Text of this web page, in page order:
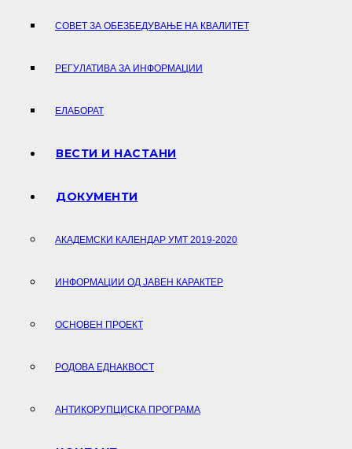
СОВЕТ ЗА ОБЕЗБЕДУВАЊЕ НА КВАЛИТЕТ
РЕГУЛАТИВА ЗА ИНФОРМАЦИИ
ЕЛАБОРАТ
ВЕСТИ И НАСТАНИ
ДОКУМЕНТИ
АКАДЕМСКИ КАЛЕНДАР УМТ 2019-2020
ИНФОРМАЦИИ ОД ЈАВЕН КАРАКТЕР
ОСНОВЕН ПРОЕКТ
РОДОВА ЕДНАКВОСТ
АНТИКОРУПЦИСКА ПРОГРАМА